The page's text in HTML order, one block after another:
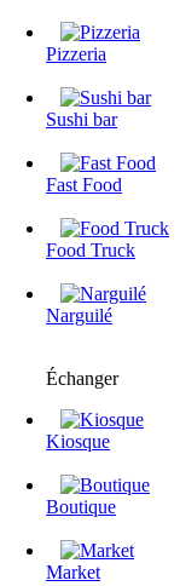
Pizzeria
Sushi bar
Fast Food
Food Truck
Narguilé
Échanger
Kiosque
Boutique
Market